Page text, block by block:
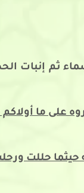
ثم إنبات
على ما
حللت